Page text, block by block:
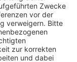
ALL
AT